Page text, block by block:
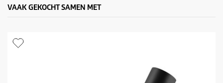
VAAK GEKOCHT SAMEN MET